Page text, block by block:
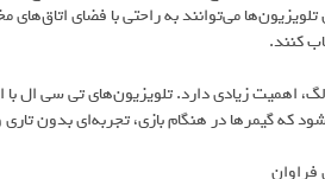
می‌توانند به راحتی با فضای
کنند.
که گیمرها در هنگام بازی، تجربه‌ای بدون